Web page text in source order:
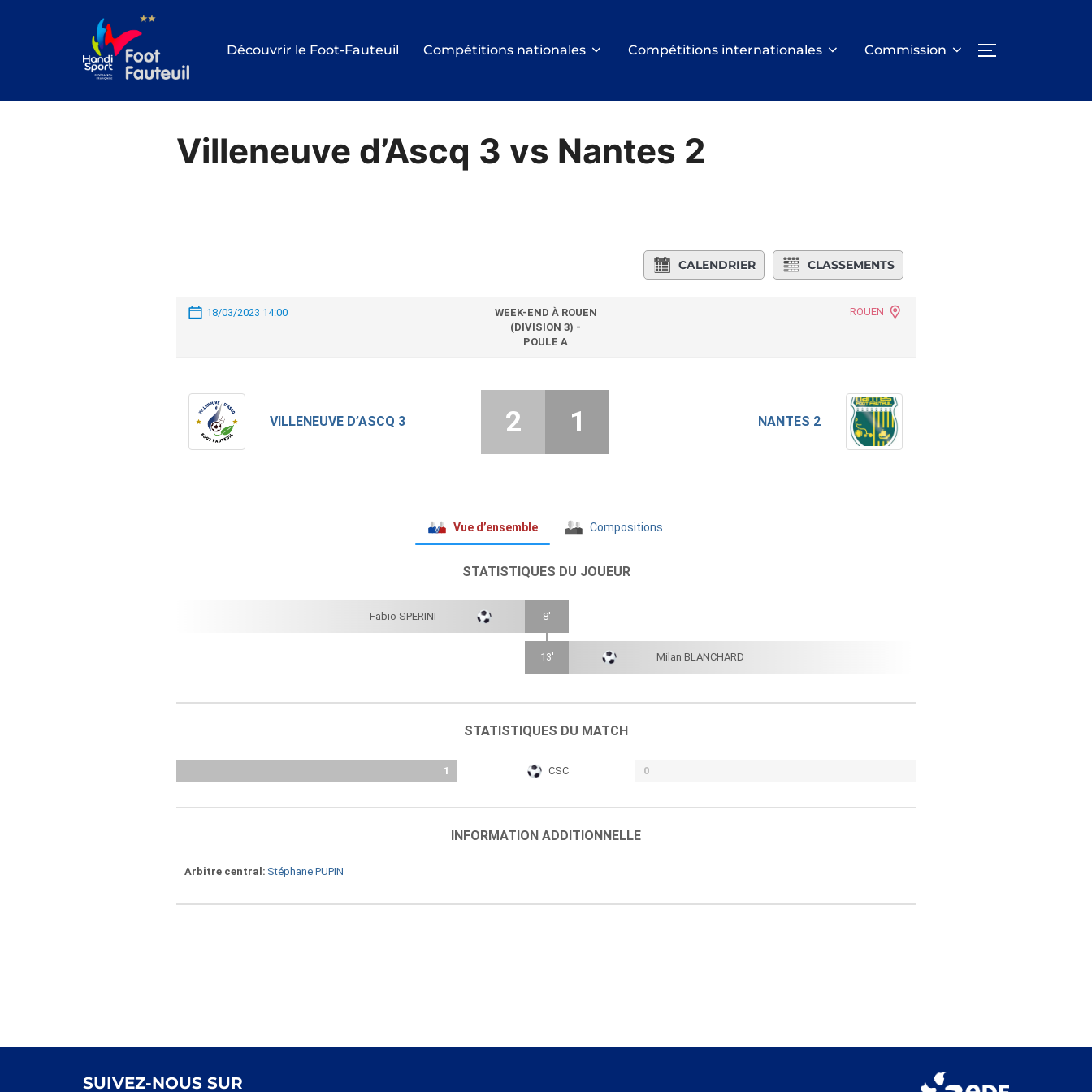
Découvrir le Foot-Fauteuil Compétitions nationales Compétitions internationales Commission PERMUTER
Villeneuve d’Ascq 3 vs Nantes 2
CALENDRIER CLASSEMENTS
18/03/2023 14:00
WEEK-END À ROUEN
(DIVISION 3) -
POULE A
ROUEN
VILLENEUVE D’ASCQ 3 NANTES 2
2 1
Vue d’ensemble Compositions
STATISTIQUES DU JOUEUR
Fabio SPERINI 8'
13' Milan BLANCHARD
STATISTIQUES DU MATCH
1 CSC 0
INFORMATION ADDITIONNELLE
Arbitre central Stéphane PUPIN
SUIVEZ-NOUS SUR